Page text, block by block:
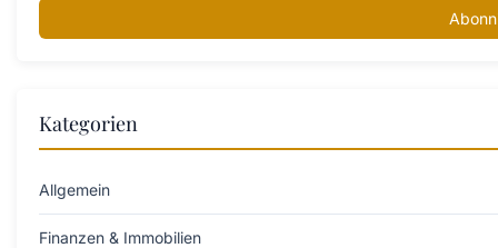
Kategorien
Allgemein
Finanzen & Immobilien